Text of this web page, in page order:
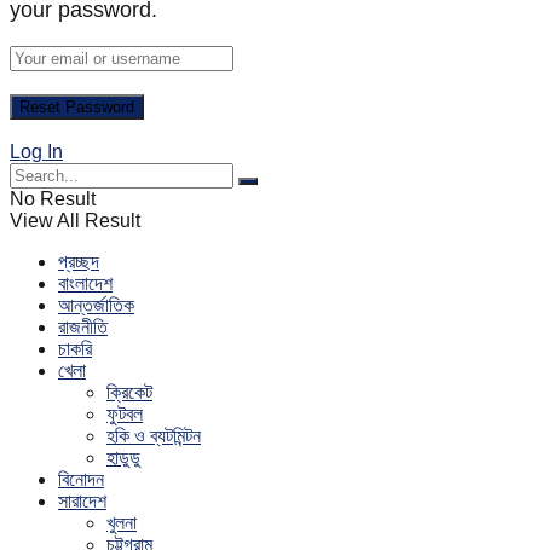
your password.
Log In
No Result
View All Result
প্রচ্ছদ
বাংলাদেশ
আন্তর্জাতিক
রাজনীতি
চাকরি
খেলা
ক্রিকেট
ফুটবল
হকি ও ব্যটমিন্টন
হাডুডু
বিনোদন
সারাদেশ
খুলনা
চট্টগ্রাম